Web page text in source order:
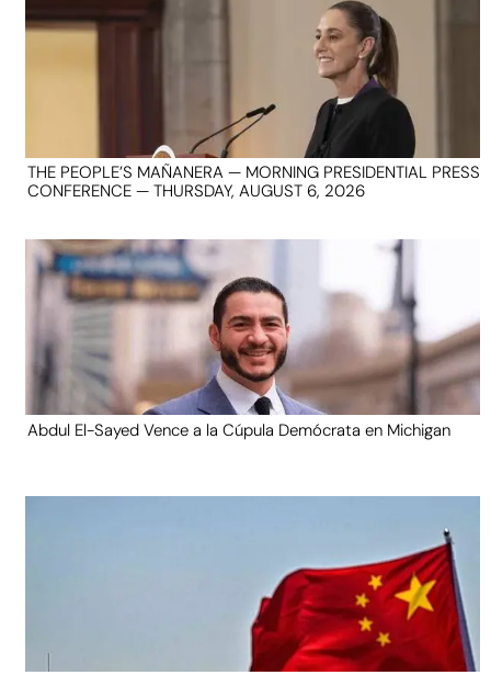
THE PEOPLE’S MAÑANERA — MORNING PRESIDENTIAL PRESS
CONFERENCE — THURSDAY, AUGUST 6, 2026
Abdul El-Sayed Vence a la Cúpula Demócrata en Michigan